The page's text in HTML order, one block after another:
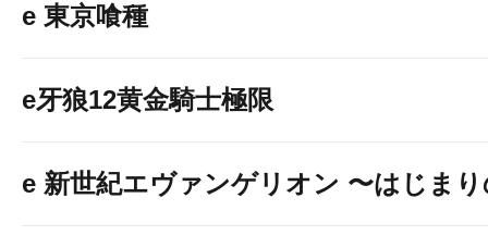
e 東京喰種
e牙狼12黄金騎士極限
e 新世紀エヴァンゲリオン 〜はじま